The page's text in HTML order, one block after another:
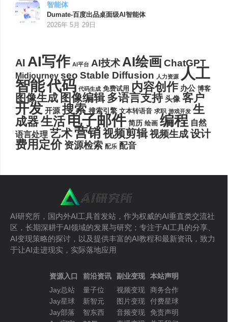
智能体
Dumate-百度出品桌面级AI智能体
2026年 5月 29日
AI AI写作 AI平台 AI技术AI绘画ChatGPT
Midjourney seo Stable Diffusion 人力资源 人工
智能代码 代码生成 免费试用 内容创作 办公 博客
图像生成 图像编辑 多语言支持 头像 客户
开发 开源 搜索 搜索引擎 文本转语音 求职 游戏开发 生
成器生活电子邮件 简历 绘画 编程 自然
语言处理 艺术营销视频剪辑视频生成设计
费用定价 资源检索 配乐 配音
AI研究所，国内外AI工具首发站，作为权威的AI垂直类交流社
区，长期深耕于AI领域的发展与研究；专注于AI工具的分享、
AI变现策略的探讨，以及提供丰富的AI教程和最新资讯，致力
于让AI走进现实，实际落地应用
资源入口
Jay总站
Jay星球
Jay部落
前沿资讯
量子位
新智元
智东西
副业变现
视频变现
图片变现
音频变现
本站声明
商务合作
付费星球
免责声明